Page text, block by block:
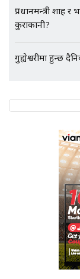
प्रधानमन्त्री शाह
कुराकानी?
गुह्येश्वरीमा हुन्छ